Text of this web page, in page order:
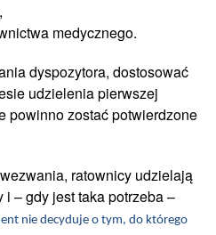
medycznego.
dyspozytora, dostosować
udzielenia pierwszej
powinno zostać potwierdzone
ratownicy udzielają
– gdy jest taka potrzeba –
nie decyduje o tym, do którego